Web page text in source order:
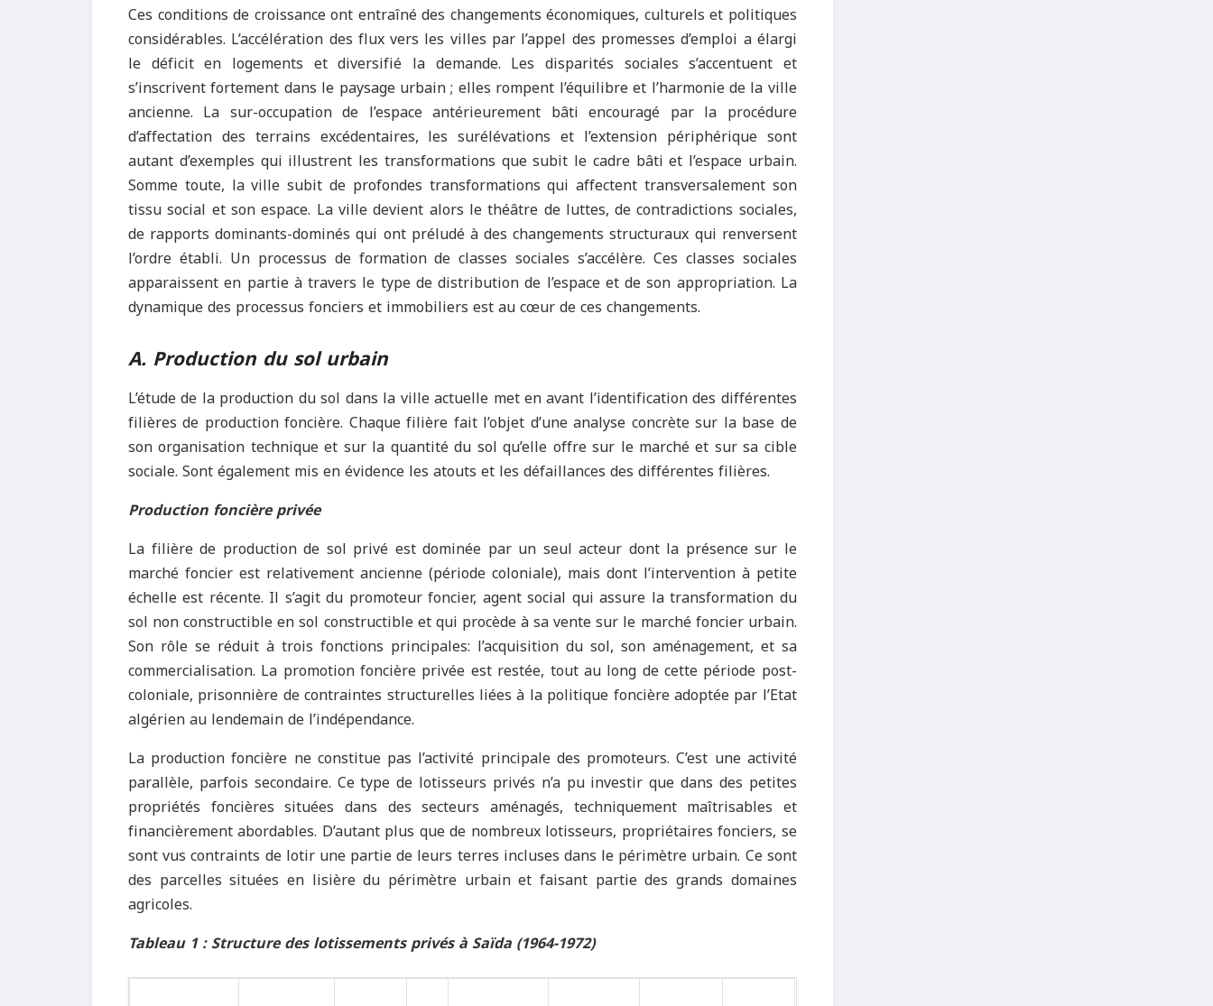
Ces conditions de croissance ont entraîné des changements économiques, culturels et politiques
considérables. L’accélération des flux vers les villes par l’appel des promesses d’emploi a élargi
le déficit en logements et diversifié la demande. Les disparités sociales s’accentuent et
s’inscrivent fortement dans le paysage urbain ; elles rompent l’équilibre et l’harmonie de la ville
ancienne. La sur-occupation de l’espace antérieurement bâti encouragé par la procédure
d’affectation des terrains excédentaires, les surélévations et l’extension périphérique sont
autant d’exemples qui illustrent les transformations que subit le cadre bâti et l’espace urbain.
Somme toute, la ville subit de profondes transformations qui affectent transversalement son
tissu social et son espace. La ville devient alors le théâtre de luttes, de contradictions sociales,
de rapports dominants-dominés qui ont préludé à des changements structuraux qui renversent
l’ordre établi. Un processus de formation de classes sociales s’accélère. Ces classes sociales
apparaissent en partie à travers le type de distribution de l’espace et de son appropriation. La
dynamique des processus fonciers et immobiliers est au cœur de ces changements.
A. Production du sol urbain
L’étude de la production du sol dans la ville actuelle met en avant l’identification des différentes
filières de production foncière. Chaque filière fait l’objet d’une analyse concrète sur la base de
son organisation technique et sur la quantité du sol qu’elle offre sur le marché et sur sa cible
sociale. Sont également mis en évidence les atouts et les défaillances des différentes filières.
Production foncière privée
La filière de production de sol privé est dominée par un seul acteur dont la présence sur le
marché foncier est relativement ancienne (période coloniale), mais dont l’intervention à petite
échelle est récente. Il s’agit du promoteur foncier, agent social qui assure la transformation du
sol non constructible en sol constructible et qui procède à sa vente sur le marché foncier urbain.
Son rôle se réduit à trois fonctions principales: l’acquisition du sol, son aménagement, et sa
commercialisation. La promotion foncière privée est restée, tout au long de cette période post-
coloniale, prisonnière de contraintes structurelles liées à la politique foncière adoptée par l’Etat
algérien au lendemain de l’indépendance.
La production foncière ne constitue pas l’activité principale des promoteurs. C’est une activité
parallèle, parfois secondaire. Ce type de lotisseurs privés n’a pu investir que dans des petites
propriétés foncières situées dans des secteurs aménagés, techniquement maîtrisables et
financièrement abordables. D’autant plus que de nombreux lotisseurs, propriétaires fonciers, se
sont vus contraints de lotir une partie de leurs terres incluses dans le périmètre urbain. Ce sont
des parcelles situées en lisière du périmètre urbain et faisant partie des grands domaines
agricoles.
Tableau 1 : Structure des lotissements privés à Saïda (1964-1972)